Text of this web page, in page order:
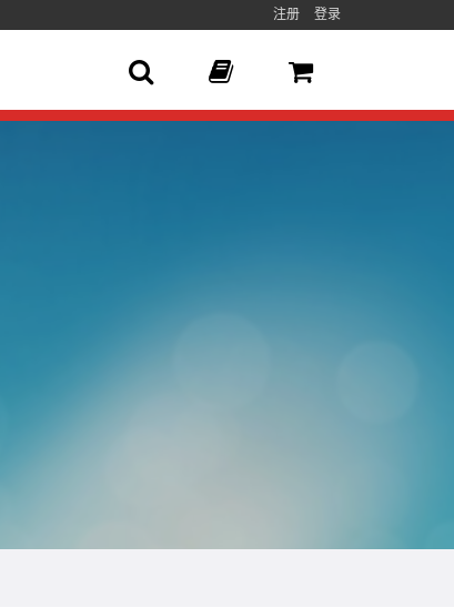
注册 登录